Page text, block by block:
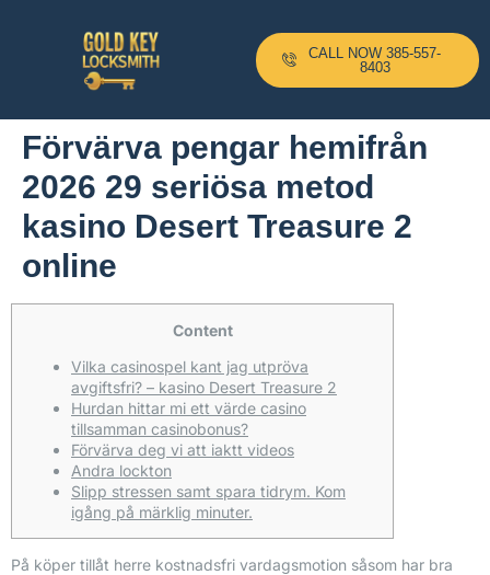
CALL NOW 385-557-
8403
Förvärva pengar hemifrån
2026 29 seriösa metod
kasino Desert Treasure 2
online
Content
Vilka casinospel kant jag utpröva
avgiftsfri? – kasino Desert Treasure 2
Hurdan hittar mi ett värde casino
tillsamman casinobonus?
Förvärva deg vi att iaktt videos
Andra lockton
Slipp stressen samt spara tidrym. Kom
igång på märklig minuter.
På köper tillåt herre kostnadsfri vardagsmotion såsom har bra